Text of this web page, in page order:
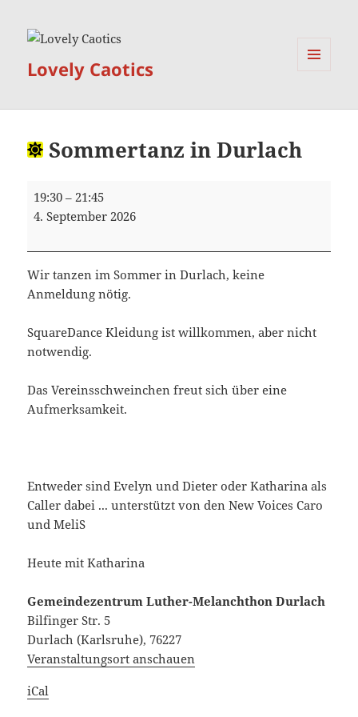
Lovely Caotics
Sommertanz in Durlach
Sommertanz
in
Durlach
19:30 – 21:45
4. September 2026
Wir tanzen im Sommer in Durlach, keine
Anmeldung nötig.
SquareDance Kleidung ist willkommen, aber nicht
notwendig.
Das Vereinsschweinchen freut sich über eine
Aufmerksamkeit.
Entweder sind Evelyn und Dieter oder Katharina als
Caller dabei ... unterstützt von den New Voices Caro
und MeliS
Heute mit Katharina
Gemeindezentrum Luther-Melanchthon Durlach
Bilfinger Str. 5
Durlach (Karlsruhe), 76227
Veranstaltungsort anschauen
iCal